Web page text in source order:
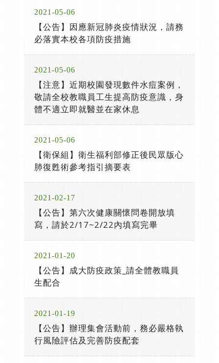
2021-05-06
【公告】因應新冠肺炎疫情狀況，請務
必落實本校各項防疫措施
2021-05-06
【注意】近期校園發現數件水痘案例，
敬請全校教職員工生提高防疫意識，身
體不適立即就醫並在家休息
2021-05-06
【衛保組】衛生福利部修正後民眾版心
肺復甦術參考指引摘要表
2021-02-17
【公告】第六次健康關懷問卷開放填
寫，請於2/17~2/22內填寫完畢
2021-01-20
【公告】成大防疫政策_請全體教職員
生配合
2021-01-19
【公告】辦理集會活動前，務必嚴格執
行風險評估及完善防疫配套